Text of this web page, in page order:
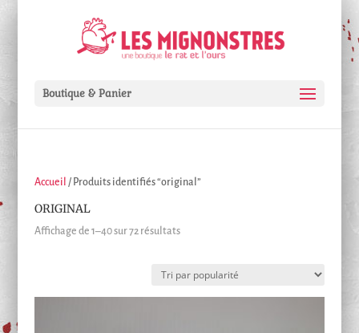
Boutique & Panier
Accueil / Produits identifiés “original”
ORIGINAL
Affichage de 1–40 sur 72 résultatsTrié